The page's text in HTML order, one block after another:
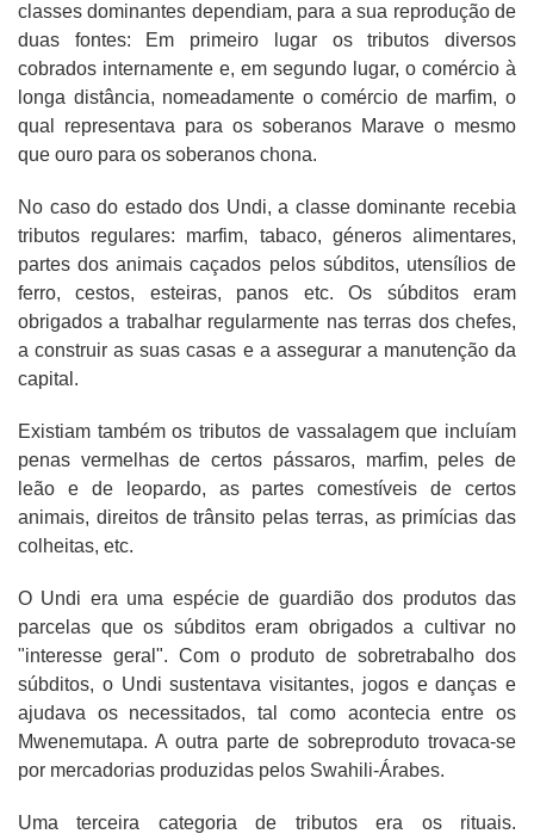
classes dominantes dependiam, para a sua reprodução de
duas fontes: Em primeiro lugar os tributos diversos
cobrados internamente e, em segundo lugar, o comércio à
longa distância, nomeadamente o comércio de marfim, o
qual representava para os soberanos Marave o mesmo
que ouro para os soberanos chona.
No caso do estado dos Undi, a classe dominante recebia
tributos regulares: marfim, tabaco, géneros alimentares,
partes dos animais caçados pelos súbditos, utensílios de
ferro, cestos, esteiras, panos etc. Os súbditos eram
obrigados a trabalhar regularmente nas terras dos chefes,
a construir as suas casas e a assegurar a manutenção da
capital.
Existiam também os tributos de vassalagem que incluíam
penas vermelhas de certos pássaros, marfim, peles de
leão e de leopardo, as partes comestíveis de certos
animais, direitos de trânsito pelas terras, as primícias das
colheitas, etc.
O Undi era uma espécie de guardião dos produtos das
parcelas que os súbditos eram obrigados a cultivar no
"interesse geral". Com o produto de sobretrabalho dos
súbditos, o Undi sustentava visitantes, jogos e danças e
ajudava os necessitados, tal como acontecia entre os
Mwenemutapa. A outra parte de sobreproduto trovaca-se
por mercadorias produzidas pelos Swahili-Árabes.
Uma terceira categoria de tributos era os rituais.